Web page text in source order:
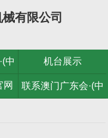
有限公司
中
网
机台展示
联系澳门广东会·(中